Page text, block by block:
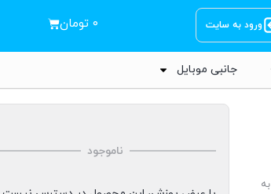
ورود به سایت ۰ تومان
جانبی موبایل
/ مبدل USB به
ناموجود